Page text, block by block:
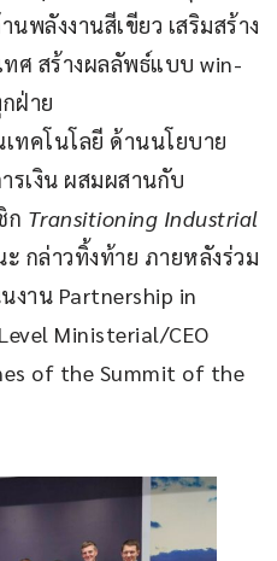
พลังงานสีเขียว เสริมสร้าง
ศ สร้างผลลัพธ์แบบ win-
ฝ่าย
ทคโนโลยี ด้านนโยบาย
รเงิน ผสมผสานกับ
ก Transitioning Industrial
ะ กล่าวทิ้งท้าย ภายหลังร่วม
งาน Partnership in
Ministerial/CEO
of the Summit of the